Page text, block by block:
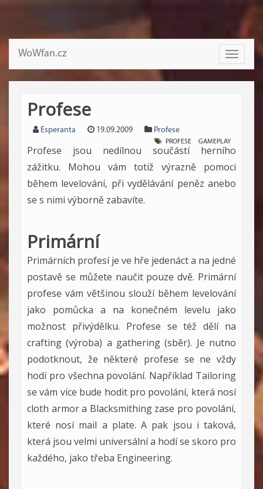
Toggle
WoWfan.cz
Profese
Esperanta 19.09.2009 Profese
PROFESE GAMEPLAY
Profese jsou nedílnou součástí herního
zážitku. Mohou vám totiž výrazně pomoci
během levelování, při vydělávání peněz anebo
se s nimi výborně zabavíte.
Primární
Primárních profesí je ve hře jedenáct a na jedné
postavě se můžete naučit pouze dvě. Primární
profese vám většinou slouží během levelování
jako pomůcka a na konečném levelu jako
možnost přivýdělku. Profese se též dělí na
crafting (výroba) a gathering (sběr). Je nutno
podotknout, že některé profese se ne vždy
hodí pro všechna povolání. Například Tailoring
se vám více bude hodit pro povolání, která nosí
cloth armor a Blacksmithing zase pro povolání,
které nosí mail a plate. A pak jsou i taková,
která jsou velmi universální a hodí se skoro pro
každého, jako třeba Engineering.